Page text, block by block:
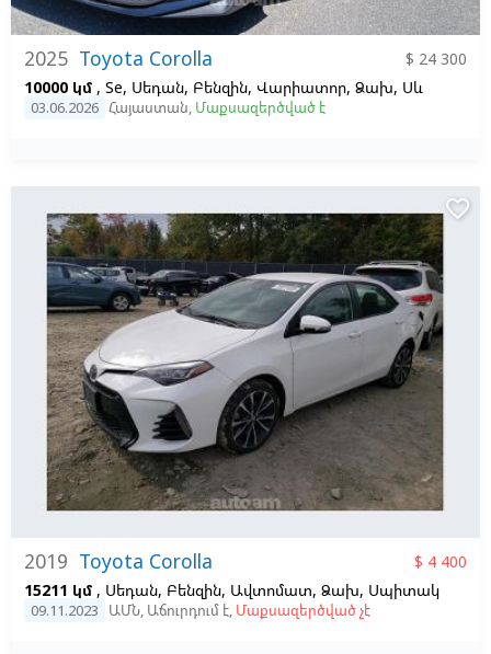
2025 Toyota Corolla
$ 24 300
10000 կմ , Se, Սեդան, Բենզին, Վարիատոր, Ձախ, Սև
03.06.2026 Հայաստան, Մաքսազերծված է
2019 Toyota Corolla
$ 4 400
15211 կմ , Սեդան, Բենզին, Ավտոմատ, Ձախ, Սպիտակ
09.11.2023 ԱՄՆ, Աճուրդում է, Մաքսազերծված չէ
favorite_border